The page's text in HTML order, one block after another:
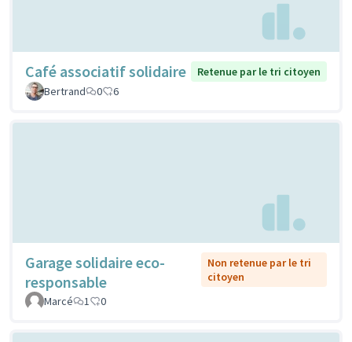
Café associatif solidaire
Retenue par le tri citoyen
Bertrand
0 6
Garage solidaire eco-
responsable
Non retenue par le tri
citoyen
Marcé
1 0